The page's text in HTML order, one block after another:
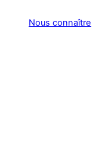
Nous connaître